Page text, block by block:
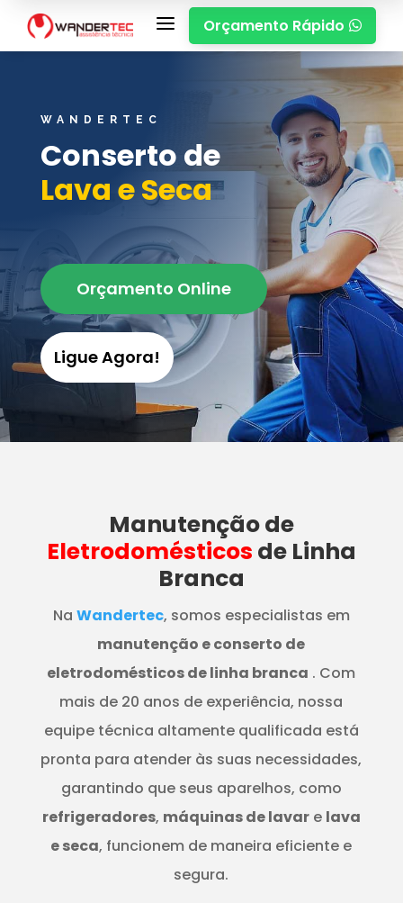
a Orçamento Rápido 
WANDERTEC
Conserto de
Lava e Seca
Orçamento Online
Ligue Agora!
Manutençãode
Eletrodomésticos de Linha
Branca
Na Wandertec, somos especialistas em
manutenção e conserto de
eletrodomésticos de linha branca . Com
mais de 20 anos de experiência, nossa
equipe técnica altamente qualificada está
pronta para atender às suas necessidades,
garantindo que seus aparelhos, como
refrigeradores, máquinas de lavare lava
e seca, funcionem de maneira eficiente e
segura.